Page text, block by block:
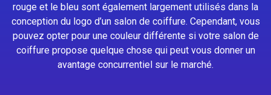
rouge et le bleu sont également largement utilisés dans la
conception du logo d’un salon de coiffure. Cependant, vous
pouvez opter pour une couleur différente si votre salon de
coiffure propose quelque chose qui peut vous donner un
avantage concurrentiel sur le marché.